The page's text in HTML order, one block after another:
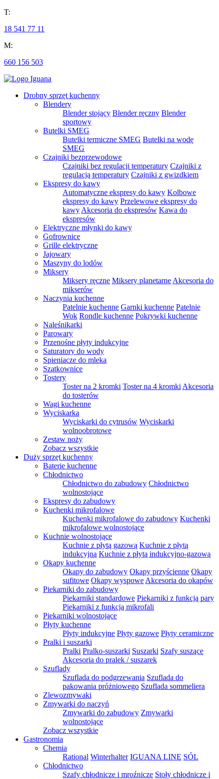
T:
18 541 77 11
M:
660 156 503
Drobny sprzęt kuchenny
Blendery
Blender stojący Blender ręczny Blender
sportowy
Butelki SMEG
Butelki termiczne SMEG Butelki na wodę
SMEG
Czajniki bezprzewodowe
Czajniki bez regulacji temperatury Czajniki z
regulacją temperatury Czajniki z gwizdkiem
Ekspresy do kawy
Automatyczne ekspresy do kawy Kolbowe
ekspresy do kawy Przelewowe ekspresy do
kawy Akcesoria do ekspresów Kawa do
ekspresów
Elektryczne młynki do kawy
Gofrownice
Grille elektryczne
Jajowary
Maszyny do lodów
Miksery
Miksery ręczne Miksery planetarne Akcesoria do
mikserów
Naczynia kuchenne
Patelnie kuchenne Garnki kuchenne Patelnie
Wok Rondle kuchenne Pokrywki kuchenne
Naleśnikarki
Parowary
Przenośne płyty indukcyjne
Saturatory do wody
Spieniacze do mleka
Szatkownice
Tostery
Toster na 2 kromki Toster na 4 kromki Akcesoria
do tosterów
Wagi kuchenne
Wyciskarka
Wyciskarki do cytrusów Wyciskarki
wolnoobrotowe
Zestaw noży
Zobacz wszystkie
Duży sprzęt kuchenny
Baterie kuchenne
Chłodnictwo
Chłodnictwo do zabudowy Chłodnictwo
wolnostojące
Ekspresy do zabudowy
Kuchenki mikrofalowe
Kuchenki mikrofalowe do zabudowy Kuchenki
mikrofalowe wolnostojące
Kuchnie wolnostojące
Kuchnie z płytą gazową Kuchnie z płytą
indukcyjną Kuchnie z płytą indukcyjno-gazową
Okapy kuchenne
Okapy do zabudowy Okapy przyścienne Okapy
sufitowe Okapy wyspowe Akcesoria do okapów
Piekarniki do zabudowy
Piekarniki standardowe Piekarniki z funkcją pary
Piekarniki z funkcją mikrofali
Piekarniki wolnostojące
Płyty kuchenne
Płyty indukcyjne Płyty gazowe Płyty ceramiczne
Pralki i suszarki
Pralki Pralko-suszarki Suszarki Szafy suszące
Akcesoria do pralek / suszarek
Szuflady
Szuflada do podgrzewania Szuflada do
pakowania próżniowego Szuflada sommeliera
Zlewozmywaki
Zmywarki do naczyń
Zmywarki do zabudowy Zmywarki
wolnostojące
Zobacz wszystkie
Gastronomia
Chemia
Rational Winterhalter IGUANA LINE SÓL
Chłodnictwo
Szafy chłodnicze i mroźnicze Stoły chłodnicze i